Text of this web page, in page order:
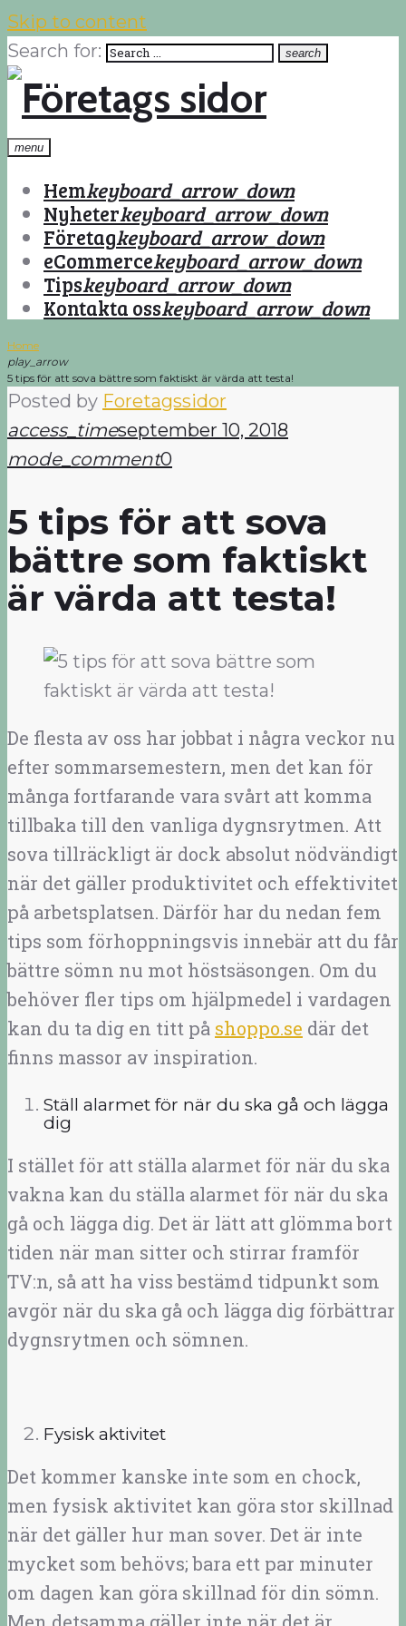
Skip to content
Search for:
search
menu
Hemkeyboard_arrow_down
Nyheterkeyboard_arrow_down
Företagkeyboard_arrow_down
eCommercekeyboard_arrow_down
Tipskeyboard_arrow_down
Kontakta osskeyboard_arrow_down
Home
play_arrow
5 tips för att sova bättre som faktiskt är värda att testa!
Posted by Foretagssidor
access_timeseptember 10, 2018
mode_comment0
5 tips för att sova
bättre som faktiskt
är värda att testa!
De flesta av oss har jobbat i några veckor nu
efter sommarsemestern, men det kan för
många fortfarande vara svårt att komma
tillbaka till den vanliga dygnsrytmen. Att
sova tillräckligt är dock absolut nödvändigt
när det gäller produktivitet och effektivitet
på arbetsplatsen. Därför har du nedan fem
tips som förhoppningsvis innebär att du får
bättre sömn nu mot höstsäsongen. Om du
behöver fler tips om hjälpmedel i vardagen
kan du ta dig en titt på shoppo.se där det
finns massor av inspiration.
Ställ alarmet för när du ska gå och lägga
dig
I stället för att ställa alarmet för när du ska
vakna kan du ställa alarmet för när du ska
gå och lägga dig. Det är lätt att glömma bort
tiden när man sitter och stirrar framför
TV:n, så att ha viss bestämd tidpunkt som
avgör när du ska gå och lägga dig förbättrar
dygnsrytmen och sömnen.
Fysisk aktivitet
Det kommer kanske inte som en chock,
men fysisk aktivitet kan göra stor skillnad
när det gäller hur man sover. Det är inte
mycket som behövs; bara ett par minuter
om dagen kan göra skillnad för din sömn.
Men detsamma gäller inte när det är